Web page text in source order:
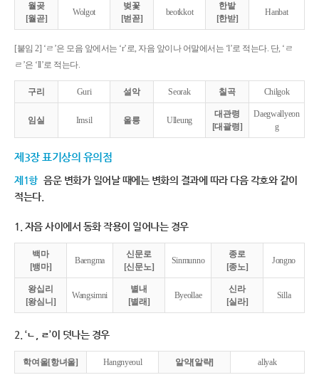
월곶
[월곧]
Wolgot
벚꽃
[벋꼳]
beotkkot
한밭
[한받]
Hanbat
[붙임 2] ‘ㄹ’은 모음 앞에서는 ‘r’로, 자음 앞이나 어말에서는 ‘l’로 적는다. 단, ‘ㄹ
ㄹ’은 ‘ll’로 적는다.
구리 Guri 설악 Seorak 칠곡 Chilgok
임실 Imsil 울릉 Ulleung
대관령
[대괄령]
Daegwallyeon
g
제3장 표기상의 유의점
제1항 음운 변화가 일어날 때에는 변화의 결과에 따라 다음 각호와 같이
적는다.
1. 자음 사이에서 동화 작용이 일어나는 경우
백마
[뱅마]
Baengma
신문로
[신문노]
Sinmunno
종로
[종노]
Jongno
왕십리
[왕심니]
Wangsimni
별내
[별래]
Byeollae
신라
[실라]
Silla
2. ‘ㄴ, ㄹ’이 덧나는 경우
학여울[항녀울] Hangnyeoul 알약[알략] allyak